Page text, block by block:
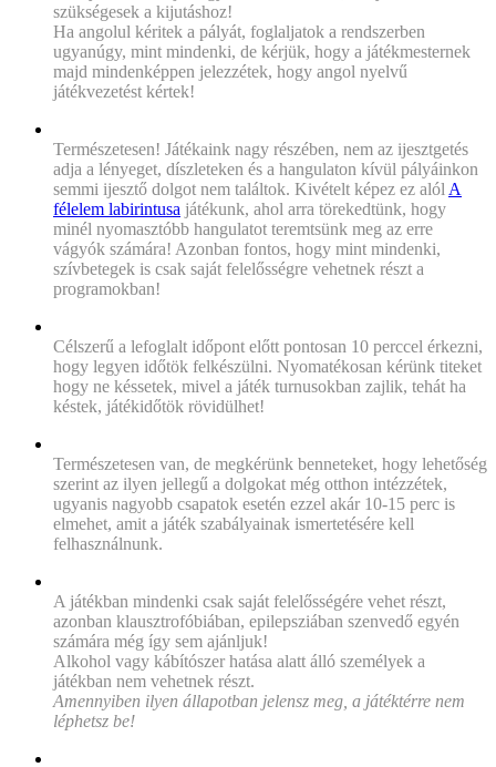
szükségesek a kijutáshoz!
Ha angolul kéritek a pályát, foglaljatok a rendszerben
ugyanúgy, mint mindenki, de kérjük, hogy a játékmesternek
majd mindenképpen jelezzétek, hogy angol nyelvű
játékvezetést kértek!
Természetesen! Játékaink nagy részében, nem az ijesztgetés
adja a lényeget, díszleteken és a hangulaton kívül pályáinkon
semmi ijesztő dolgot nem találtok. Kivételt képez ez alól A
félelem labirintusa játékunk, ahol arra törekedtünk, hogy
minél nyomasztóbb hangulatot teremtsünk meg az erre
vágyók számára! Azonban fontos, hogy mint mindenki,
szívbetegek is csak saját felelősségre vehetnek részt a
programokban!
Célszerű a lefoglalt időpont előtt pontosan 10 perccel érkezni,
hogy legyen időtök felkészülni. Nyomatékosan kérünk titeket
hogy ne késsetek, mivel a játék turnusokban zajlik, tehát ha
késtek, játékidőtök rövidülhet!
Természetesen van, de megkérünk benneteket, hogy lehetőség
szerint az ilyen jellegű a dolgokat még otthon intézzétek,
ugyanis nagyobb csapatok esetén ezzel akár 10-15 perc is
elmehet, amit a játék szabályainak ismertetésére kell
felhasználnunk.
A játékban mindenki csak saját felelősségére vehet részt,
azonban klausztrofóbiában, epilepsziában szenvedő egyén
számára még így sem ajánljuk!
Alkohol vagy kábítószer hatása alatt álló személyek a
játékban nem vehetnek részt.
Amennyiben ilyen állapotban jelensz meg, a játéktérre nem
léphetsz be!